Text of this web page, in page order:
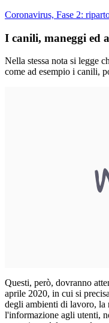
Coronavirus, Fase 2:
I canili, maneggi ed
Nella stessa nota si legge
come ad esempio i canili,
Questi, però, dovranno
aprile 2020, in cui si
degli ambienti di lavoro, la
l'informazione agli utenti,